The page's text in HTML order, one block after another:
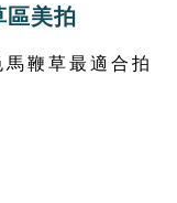
區美拍
鞭草最適合拍